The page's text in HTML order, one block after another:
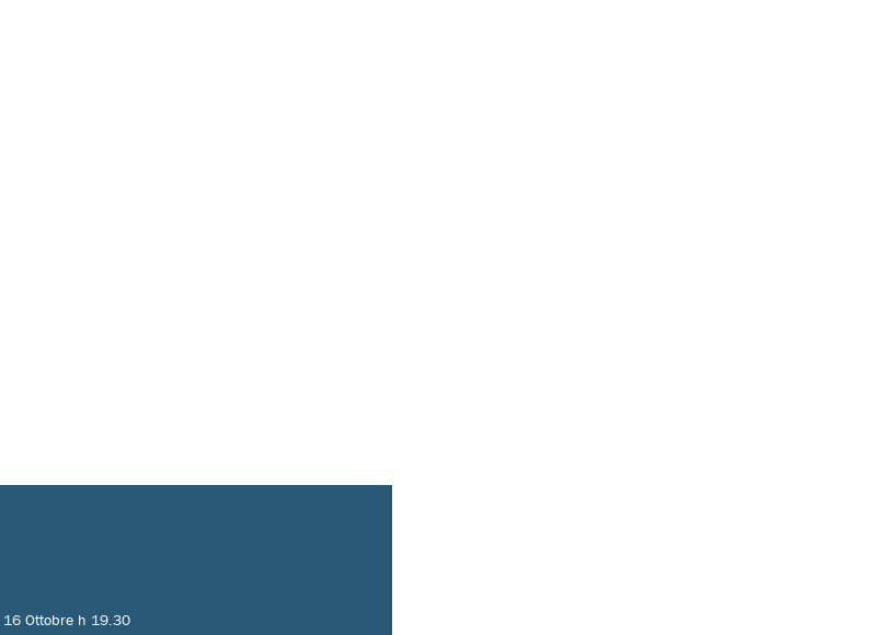
16 Ottobre h 19.30